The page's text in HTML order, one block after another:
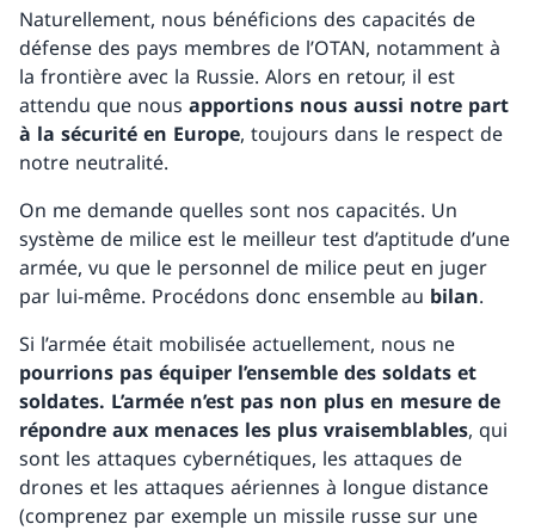
Naturellement, nous bénéficions des capacités de
défense des pays membres de l’OTAN, notamment à
la frontière avec la Russie. Alors en retour, il est
attendu que nous apportions nous aussi notre part
à la sécurité en Europe, toujours dans le respect de
notre neutralité.
On me demande quelles sont nos capacités. Un
système de milice est le meilleur test d’aptitude d’une
armée, vu que le personnel de milice peut en juger
par lui-même. Procédons donc ensemble au bilan.
Si l’armée était mobilisée actuellement, nous ne
pourrions pas équiper l’ensemble des soldats et
soldates. L’armée n’est pas non plus en mesure de
répondre aux menaces les plus vraisemblables, qui
sont les attaques cybernétiques, les attaques de
drones et les attaques aériennes à longue distance
(comprenez par exemple un missile russe sur une